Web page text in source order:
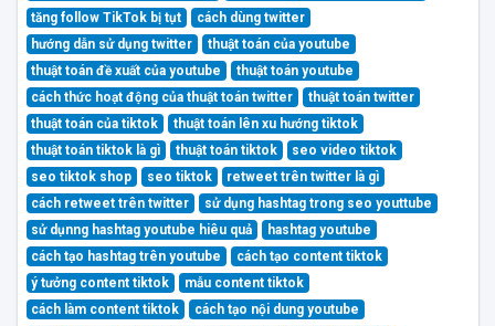
tăng follow TikTok bị tụt
cách dùng twitter
hướng dẫn sử dụng twitter
thuật toán của youtube
thuật toán đề xuất của youtube
thuật toán youtube
cách thức hoạt động của thuật toán twitter
thuật toán twitter
thuật toán của tiktok
thuật toán lên xu hướng tiktok
thuật toán tiktok là gì
thuật toán tiktok
seo video tiktok
seo tiktok shop
seo tiktok
retweet trên twitter là gì
cách retweet trên twitter
sử dụng hashtag trong seo youttube
sử dụnng hashtag youtube hiêu quả
hashtag youtube
cách tạo hashtag trên youtube
cách tạo content tiktok
ý tưởng content tiktok
mẫu content tiktok
cách làm content tiktok
cách tạo nội dung youtube